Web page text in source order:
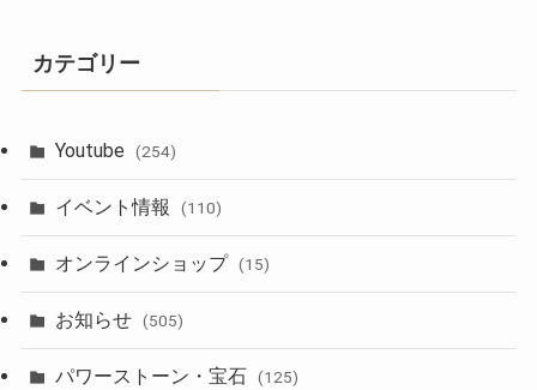
カテゴリー
Youtube (254)
イベント情報 (110)
オンラインショップ (15)
お知らせ (505)
パワーストーン・宝石 (125)